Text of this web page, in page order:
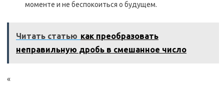
моменте и не беспокоиться о будущем.
Читать статью как преобразовать
неправильную дробь в смешанное число
«